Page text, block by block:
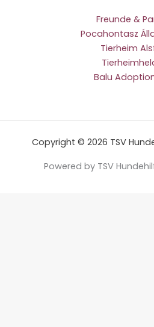
Freunde &
Pocahontasz
Tierheim
Balu
Copyright © 2026 TSV
Powered by TSV